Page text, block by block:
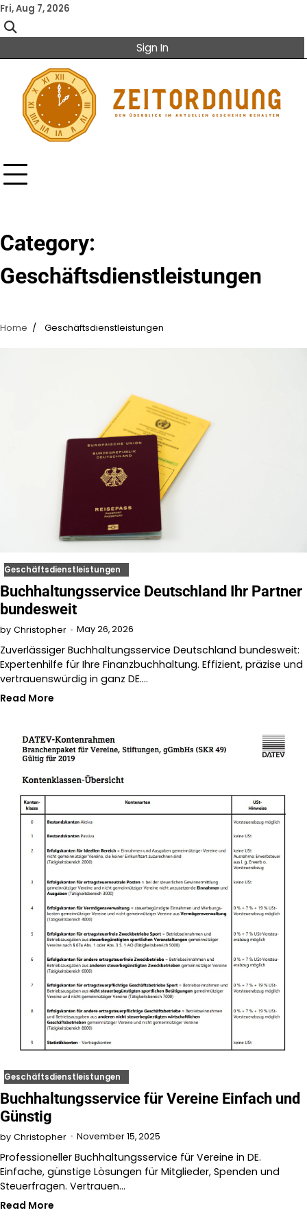
Skip
to
content
Fri, Aug 7, 2026
Sign In
Category:
Geschäftsdienstleistungen
Home Geschäftsdienstleistungen
Geschäftsdienstleistungen
Buchhaltungsservice Deutschland Ihr Partner
bundesweit
by Christopher May 26, 2026
Zuverlässiger Buchhaltungsservice Deutschland bundesweit:
Expertenhilfe für Ihre Finanzbuchhaltung. Effizient, präzise und
vertrauenswürdig in ganz DE.…
Read More
Geschäftsdienstleistungen
Buchhaltungsservice für Vereine Einfach und
Günstig
by Christopher November 15, 2025
Professioneller Buchhaltungsservice für Vereine in DE.
Einfache, günstige Lösungen für Mitglieder, Spenden und
Steuerfragen. Vertrauen…
Read More